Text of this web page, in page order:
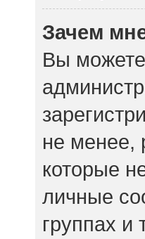
Зачем
Вы можете
не менее,
которые
личные
группах и